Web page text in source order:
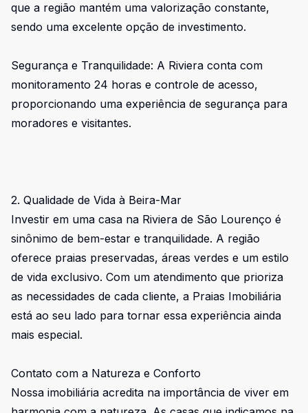
que a região mantém uma valorização constante,
sendo uma excelente opção de investimento.
Segurança e Tranquilidade: A Riviera conta com
monitoramento 24 horas e controle de acesso,
proporcionando uma experiência de segurança para
moradores e visitantes.
2. Qualidade de Vida à Beira-Mar
Investir em uma casa na Riviera de São Lourenço é
sinônimo de bem-estar e tranquilidade. A região
oferece praias preservadas, áreas verdes e um estilo
de vida exclusivo. Com um atendimento que prioriza
as necessidades de cada cliente, a Praias Imobiliária
está ao seu lado para tornar essa experiência ainda
mais especial.
Contato com a Natureza e Conforto
Nossa imobiliária acredita na importância de viver em